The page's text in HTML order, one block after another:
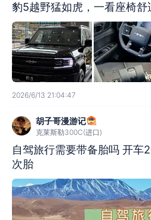
豹5越野猛如虎，一看座椅舒
2026/6/13 21:04:47
胡子哥漫游记
克莱斯勒300C(进口)
自驾旅行需要带备胎吗 开车
次胎